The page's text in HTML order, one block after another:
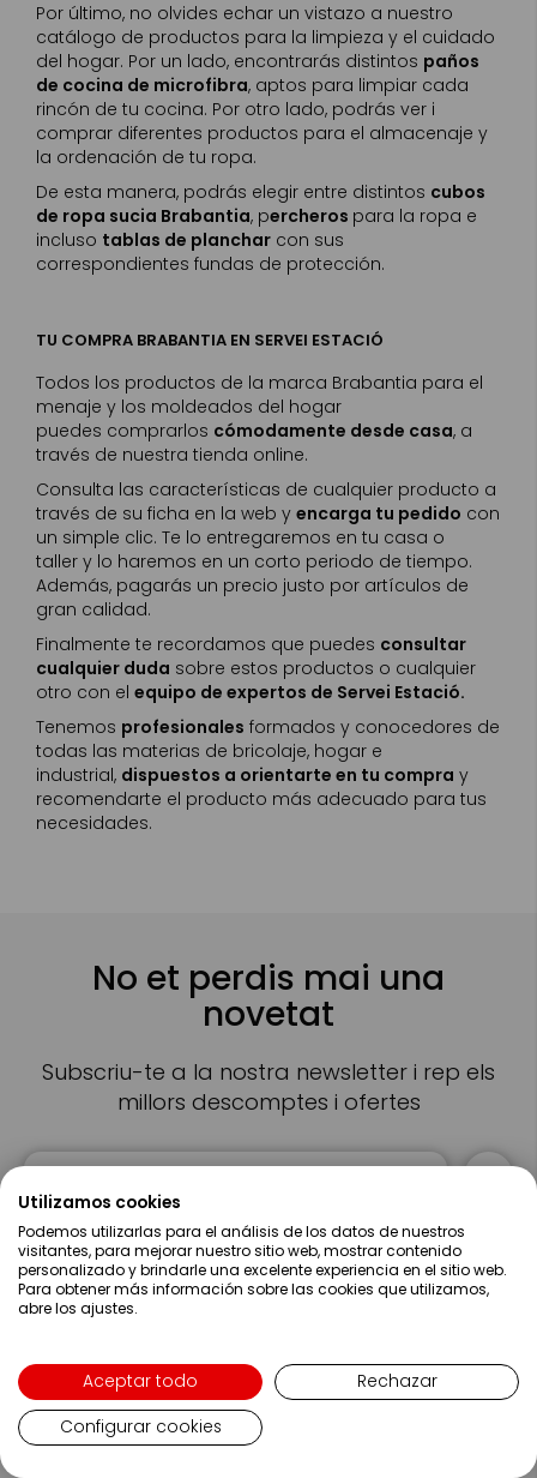
Por último, no olvides echar un vistazo a nuestro
catálogo de productos para la limpieza y el cuidado
del hogar. Por un lado, encontrarás distintos paños
de cocina de microfibra, aptos para limpiar cada
rincón de tu cocina. Por otro lado, podrás ver i
comprar diferentes productos para el almacenaje y
la ordenación de tu ropa.
De esta manera, podrás elegir entre distintos cubos
de ropa sucia Brabantia, percheros para la ropa e
incluso tablas de planchar con sus
correspondientes fundas de protección.
TU COMPRA BRABANTIA EN SERVEI ESTACIÓ
Todos los productos de la marca Brabantia para el
menaje y los moldeados del hogar
puedes comprarlos cómodamente desde casa, a
través de nuestra tienda online.
Consulta las características de cualquier producto a
través de su ficha en la web y encarga tu pedido con
un simple clic. Te lo entregaremos en tu casa o
taller y lo haremos en un corto periodo de tiempo.
Además, pagarás un precio justo por artículos de
gran calidad.
Finalmente te recordamos que puedes consultar
cualquier duda sobre estos productos o cualquier
otro con el equipo de expertos de Servei Estació.
Tenemos profesionales formados y conocedores de
todas las materias de bricolaje, hogar e
industrial, dispuestos a orientarte en tu compra y
recomendarte el producto más adecuado para tus
necesidades.
No et perdis mai una
novetat
Subscriu-te a la nostra newsletter i rep els
millors descomptes i ofertes
Newsletter:
Acceptoels termes i les condicionsila política de privacitat
Sobre Nosaltres
Ajuda
Utilizamos cookies
Podemos utilizarlas para el análisis de los datos de nuestros
visitantes, para mejorar nuestro sitio web, mostrar contenido
personalizado y brindarle una excelente experiencia en el sitio web.
Para obtener más información sobre las cookies que utilizamos,
abre los ajustes.
Aceptar todo
Rechazar
Configurar cookies